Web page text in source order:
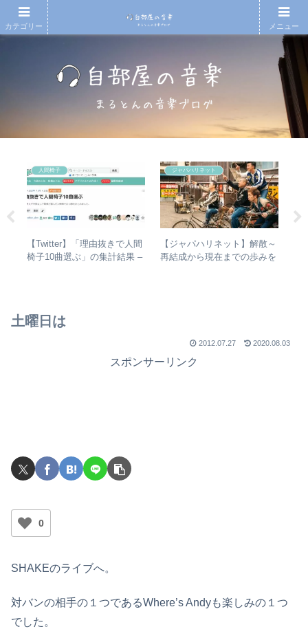
人間椅子
【Twitter】「理由抜きで人間
椅子10曲選ぶ」の集計結果 –
ジャパハリネット
【ジャパハリネット】解散～
再結成から現在までの歩みを
土曜日は
2012.07.27 2020.08.03
スポンサーリンク
0
SHAKEのライブへ。
対バンの相手の１つであるWhere’s Andyも楽しみの１つ
でした。
カテゴリー メニュー